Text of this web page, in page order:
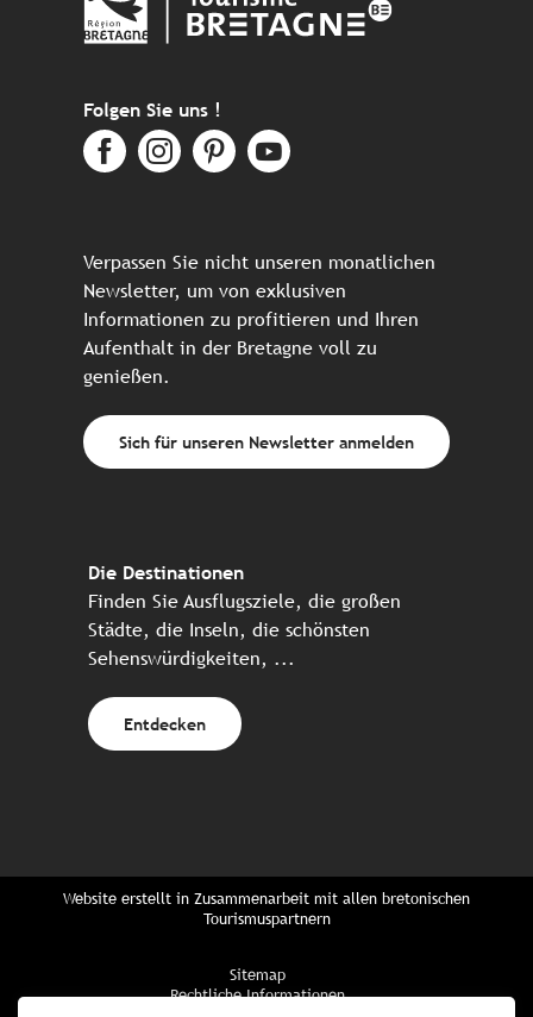
Folgen Sie uns !
Verpassen Sie nicht unseren monatlichen
Newsletter, um von exklusiven
Informationen zu profitieren und Ihren
Aufenthalt in der Bretagne voll zu
genießen.
Sich für unseren Newsletter anmelden
Die Destinationen
Finden Sie Ausflugsziele, die großen
Städte, die Inseln, die schönsten
Sehenswürdigkeiten, ...
Entdecken
Website erstellt in Zusammenarbeit mit allen bretonischen
Tourismuspartnern
Sitemap
Rechtliche Informationen